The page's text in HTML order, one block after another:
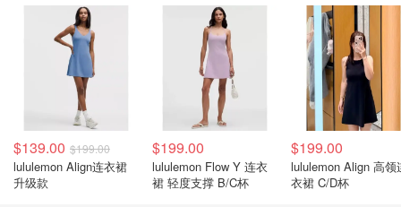
$139.00 $199.00
lululemon Align连衣裙
升级款
$199.00
lululemon Flow Y 连衣
裙 轻度支撑 B/C杯
$199.00
lululemon Align 高领
衣裙 C/D杯